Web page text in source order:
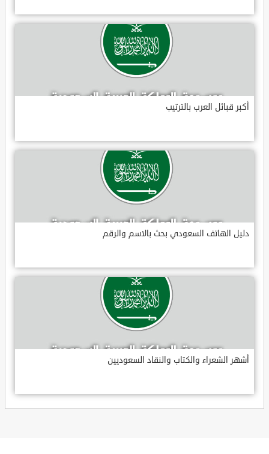
أكبر قبائل العرب بالترتيب
دليل الهاتف السعودي بحث بالاسم والرقم
أشهر الشعراء والكتاب والنقاد السعوديين